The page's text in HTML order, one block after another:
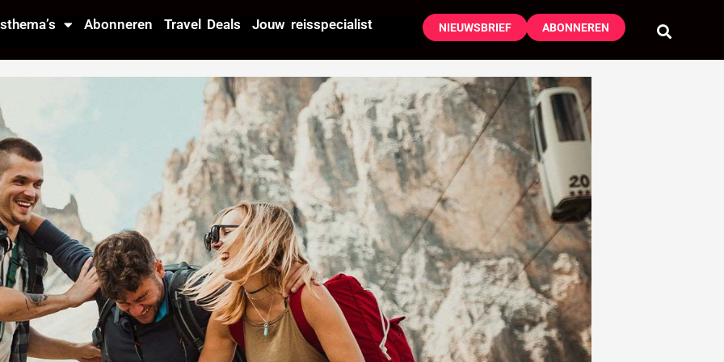
ABONNEREN
NIEUWSBRIEF
Abonneren Travel Deals
Jouw reisspecialist